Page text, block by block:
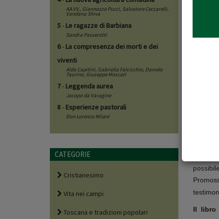
Il
Un
In un
Il libro
AA.VV., Giannozzo Pucci, Salvatore Ceccarelli,
Vandana Shiva
5- Le ragazze di Barbiana
Sandra Passerotti
6- La compresenza dei morti e dei
viventi
Aldo Capitini, Gabriella Falcicchio, Daniele
Taurino, Giuseppe Moscati
7- Leggenda aurea
Jacopo da Varagine
8- Esperienze pastorali
Don Lorenzo Milani
CATEGORIE
Cristianesimo
Vita nei campi
Toscana e tradizioni popolari